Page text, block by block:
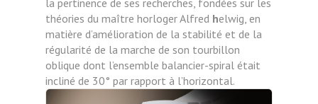
théories du maître horloger Alfred helwig, en
matière d’amélioration de la stabilité et de la
régularité de la marche de son tourbillon
oblique dont l’ensemble balancier-spiral était
incliné de 30° par rapport à l’horizontal.